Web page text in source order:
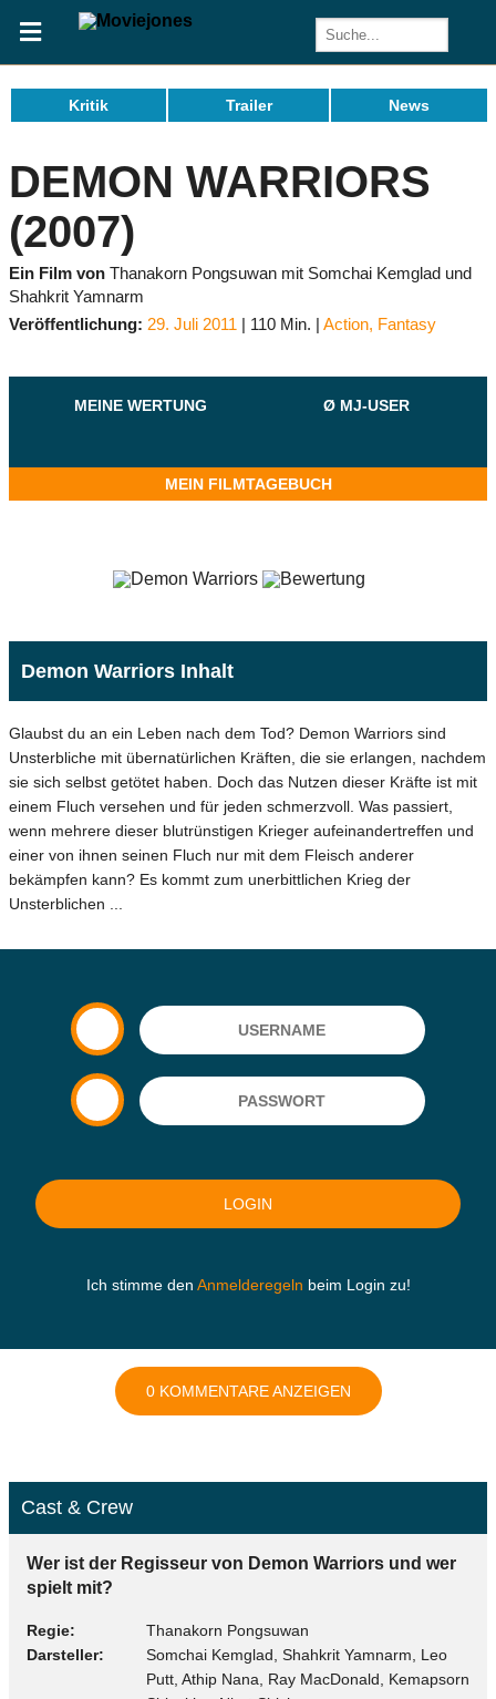
Kritik Trailer News
DEMON WARRIORS
(2007)
Ein Film von Thanakorn Pongsuwan mit Somchai Kemglad und
Shahkrit Yamnarm
Veröffentlichung: 29. Juli 2011 110 Min. Action, Fantasy
MEINE WERTUNG Ø MJ-USER
MEIN FILMTAGEBUCH
Demon Warriors Inhalt
Glaubst du an ein Leben nach dem Tod? Demon Warriors sind
Unsterbliche mit übernatürlichen Kräften, die sie erlangen, nachdem
sie sich selbst getötet haben. Doch das Nutzen dieser Kräfte ist mit
einem Fluch versehen und für jeden schmerzvoll. Was passiert,
wenn mehrere dieser blutrünstigen Krieger aufeinandertreffen und
einer von ihnen seinen Fluch nur mit dem Fleisch anderer
bekämpfen kann? Es kommt zum unerbittlichen Krieg der
Unsterblichen ...
Ich stimme den Anmelderegeln beim Login zu!
0 KOMMENTARE ANZEIGEN
Cast & Crew
Wer ist der Regisseur von Demon Warriors und wer
spielt mit?
Regie
Thanakorn Pongsuwan
Darsteller
Somchai Kemglad, Shahkrit Yamnarm, Leo
Putt, Athip Nana, Ray MacDonald, Kemapsorn